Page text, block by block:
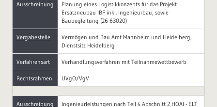
Ausschreibung
Planung eines Logistikkonzepts für das Projekt
Ersatzneubau IBF inkl. Ingenieurbau, sowie
Baubegleitung (26-63020)
Vergabestelle
Vermögen und Bau Amt Mannheim und Heidelberg,
Dienstsitz Heidelberg
Verfahrensart Verhandlungsverfahren mit Teilnahmewettbewerb
Rechtsrahmen UVgO/VgV
Ausschreibung
Ingenieurleistungen nach Teil 4 Abschnitt 2 HOAI - ELT